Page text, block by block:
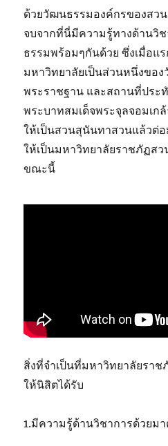
ด้วยวัฒนธรรมองค์กรของสว
จบจากที่นี่มีความรู้ทางด้านวิ
ธรรมพร้อมๆกันด้วย ซึ่งเมื่อแร
มหาวิทยาลัยเป็นส่วนหนึ่งของ
พระราชฐาน และสถานที่ประ
พระบาทสมเด็จพระจุลจอมเก
ให้เป็นสวนสุนันทาสวนแล้วต่
ให้เป็นมหาวิทยาลัยราชภัฏส
ขณะนี้
สิ่งที่จำเป็นที่มหาวิทยาลัยรา
ให้นิสิตได้รับ
1.มีความรู้ด้านวิชาการด้วยม